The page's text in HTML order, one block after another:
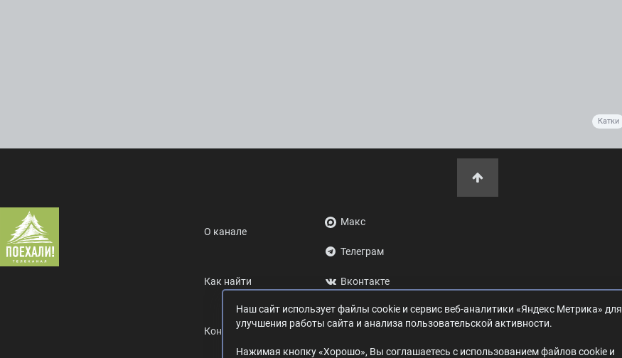
Катки
О канале
Как найти
Контакты
Макс
Телеграм
Вконтакте
ОК
Наш сайт использует файлы cookie и сервис веб-аналитики «Яндекс Метрика» для
улучшения работы сайта и анализа пользовательской активности.
Нажимая кнопку «Хорошо», Вы соглашаетесь с использованием файлов cookie и